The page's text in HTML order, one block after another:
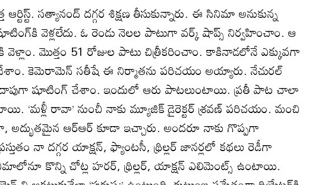
సత్యానంద్ దగ్గర శిక్షణ తీసుకున్నారు. ఈ సినిమా అనుకున్న
వెళ్లలేదు. ఓ రెండు నెలల పాటుగా వర్క్ షాప్స్ నిర్వహించాం. ఆ
వెళ్లాం. మొత్తం 51 రోజుల పాటు చిత్రీకరించాం. కాకినాడలోనే ఎక్కువగా
కెమెరామెన్ సతీషే ఈ నిర్మాత‌ను పరిచయం అయ్యారు. నేచురల్
షూటింగ్ చేశాం. ఇందులో ఆరు పాటలుంటాయి. ప్రతీ పాట చాలా
‘మళ్లీ రావా’ నుంచీ నాకు మ్యూజిక్ డైరెక్టర్ శ్రవణ్ పరిచయం. మంచి
ఆర్ఆర్ కూడా ఇచ్చారు. అందరూ నాకు గొప్పగా
నా దగ్గర యాక్షన్, ఫ్యాంటసీ, థ్రిల్లర్ జానర్లలో కథలు రెడీగా
కొన్ని చోట్ల హరర్, థ్రిల్లర్, యాక్షన్ ఎలిమెంట్స్ ఉంటాయి.